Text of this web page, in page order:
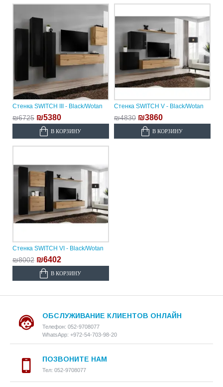
Стенка SWITCH III - Black/Wotan
₪6725 ₪5380
В КОРЗИНУ
Стенка SWITCH V - Black/Wotan
₪4830 ₪3860
В КОРЗИНУ
Стенка SWITCH VI - Black/Wotan
₪8002 ₪6402
В КОРЗИНУ
ОБСЛУЖИВАНИЕ КЛИЕНТОВ ОНЛАЙН
Телефон: 052-9708077
WhatsApp: +972-54-703-98-20
ПОЗВОНИТЕ НАМ
Тел: 052-9708077